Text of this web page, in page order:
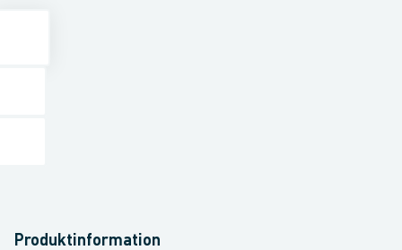
Produktinformation